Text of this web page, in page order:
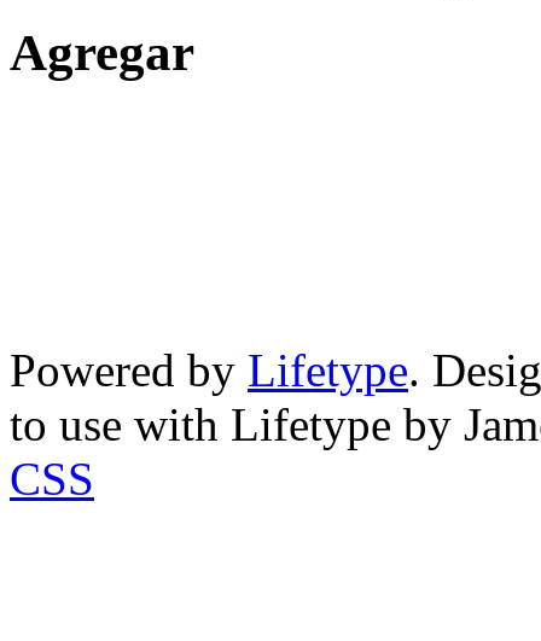
Agregar
Powered by Lifetype.
to use with Lifetype by
CSS